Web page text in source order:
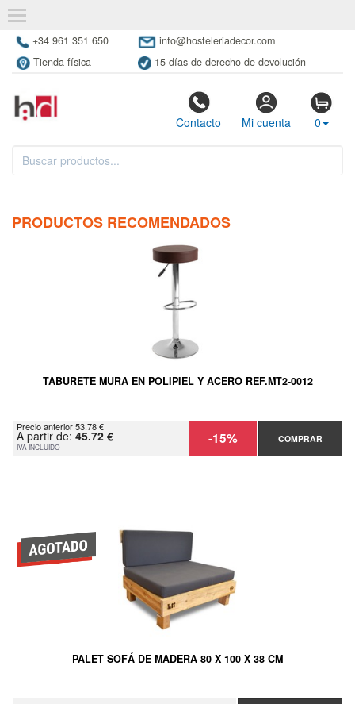
+34 961 351 650
info@hosteleriadecor.com
Tienda física
15 días de derecho de devolución
Contacto Mi cuenta 0
PRODUCTOS RECOMENDADOS
TABURETE MURA EN POLIPIEL Y ACERO REF.MT2-0012
Precio anterior 53.78 €
A partir de: 45.72 €
IVA INCLUIDO -15% COMPRAR
PALET SOFÁ DE MADERA 80 X 100 X 38 CM